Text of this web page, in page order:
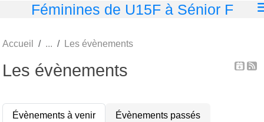
Féminines de U15F à Sénior F
Accueil Les évènements
Les évènements
Évènements à venir Évènements passés